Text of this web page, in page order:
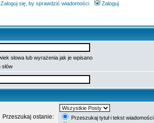
Zaloguj się, by sprawdzić wiadomości Zaloguj
słowa lub wyrażenia jak je wpisano
Przeszukaj ostanie:
Przeszukaj tytuł i tekst wiadomości